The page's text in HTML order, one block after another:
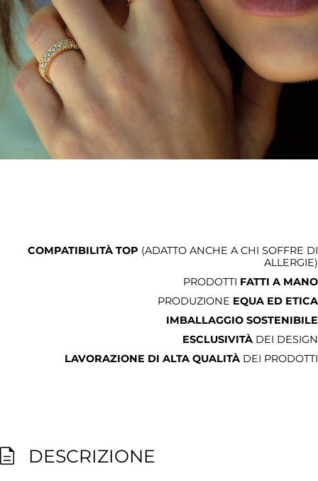
COMPATIBILITÀ TOP (ADATTO ANCHE A CHI SOFFRE DI
ALLERGIE)
PRODOTTI FATTI A MANO
PRODUZIONE EQUA ED ETICA
IMBALLAGGIO SOSTENIBILE
ESCLUSIVITÀ DEI DESIGN
LAVORAZIONE DI ALTA QUALITÀ DEI PRODOTTI
DESCRIZIONE